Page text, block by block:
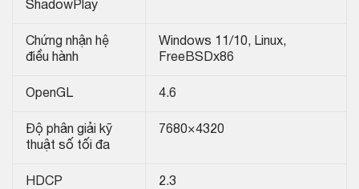
ShadowPlay
Chứng nhận hệ
điều hành
Windows 11/10, Linux,
FreeBSDx86
OpenGL 4.6
Độ phân giải kỹ
thuật số tối đa
7680×4320
HDCP 2.3